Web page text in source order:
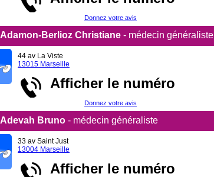
Donnez votre avis
Adamon-Berlioz Christiane - médecin généraliste
44 av La Viste
13015 Marseille
Afficher le numéro
Donnez votre avis
Adevah Bruno - médecin généraliste
33 av Saint Just
13004 Marseille
Afficher le numéro